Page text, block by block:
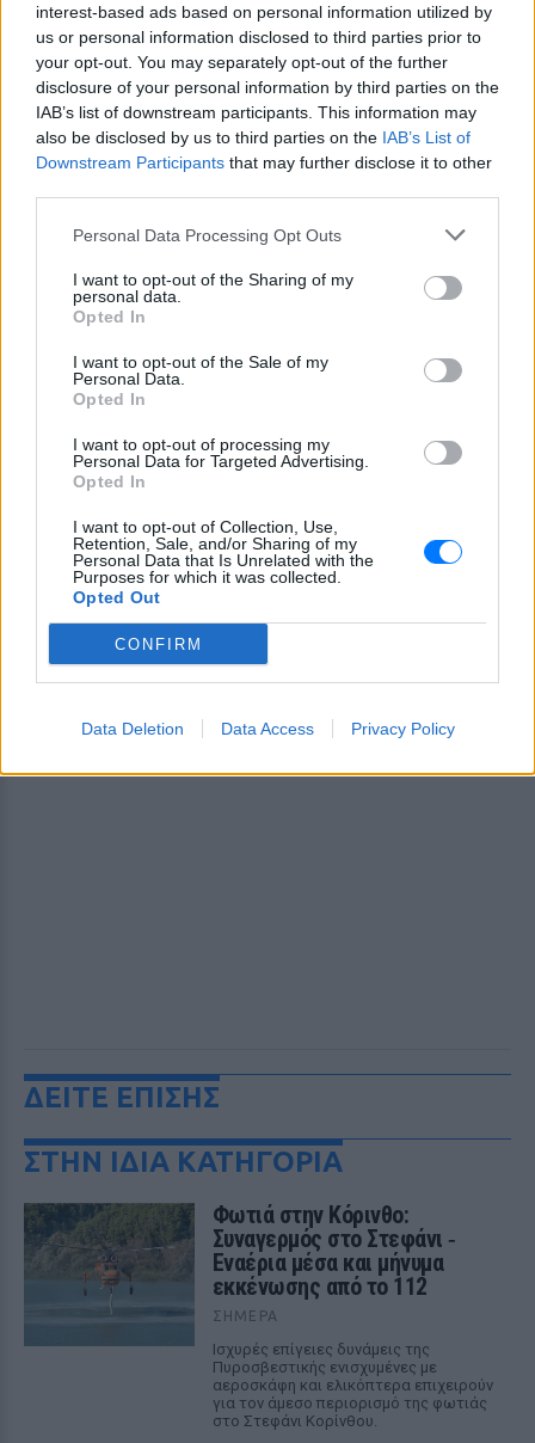
interest-based ads based on personal information utilized by
us or personal information disclosed to third parties prior to
your opt-out. You may separately opt-out of the further
disclosure of your personal information by third parties on the
IAB’s list of downstream participants. This information may
also be disclosed by us to third parties on the IAB’s List of
Downstream Participants that may further disclose it to other
Personal Data Processing Opt Outs
I want to opt-out of the Sharing of my
personal data.
Opted In
I want to opt-out of the Sale of my
Personal Data.
Opted In
I want to opt-out of processing my
Personal Data for Targeted Advertising.
Opted In
I want to opt-out of Collection, Use,
Retention, Sale, and/or Sharing of my
Personal Data that Is Unrelated with the
Purposes for which it was collected.
Opted Out
CONFIRM
Data Deletion Data Access Privacy Policy
Ακολουθήστε το E-Radio.gr στο
Google News
Για ακόμη περισσότερα
ροή
Ακολουθήστε το E-Radio.gr και στο Instagram
ΔΙΑΦΗΜΙΣΗ
ΔΕΙΤΕ ΕΠΙΣΗΣ
ΣΤΗΝ ΙΔΙΑ ΚΑΤΗΓΟΡΙΑ
Φωτιά στην Κόρινθο:
Συναγερμός στο Στεφάνι ‑
Εναέρια μέσα και μήνυμα
εκκένωσης από το 112
ΣΉΜΕΡΑ
Ισχυρές επίγειες δυνάμεις της
Πυροσβεστικής ενισχυμένες με
αεροσκάφη και ελικόπτερα επιχειρούν
για τον άμεσο περιορισμό της φωτιάς
στο Στεφάνι Κορίνθου.